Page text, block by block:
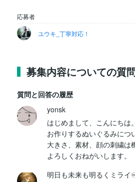
応募者
ユウキ_丁寧対応！
募集内容についての質
質問と回答の履歴
yonsk
はじめまして、こんにちは。
お作りするぬいぐるみにつ
大きさ、素材、顔の刺繍は
よろしくおねがいします。
明日も未来も明るくミライ